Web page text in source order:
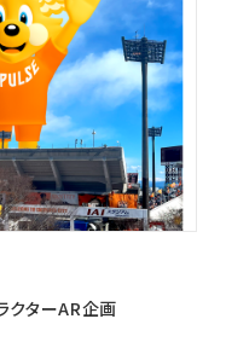
クターAR企画